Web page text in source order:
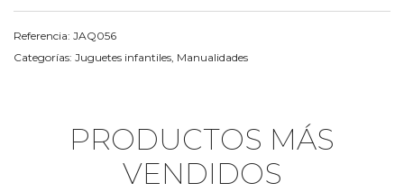
Referencia: JAQ056
Categorías: Juguetes infantiles Manualidades
PRODUCTOS MÁS
VENDIDOS